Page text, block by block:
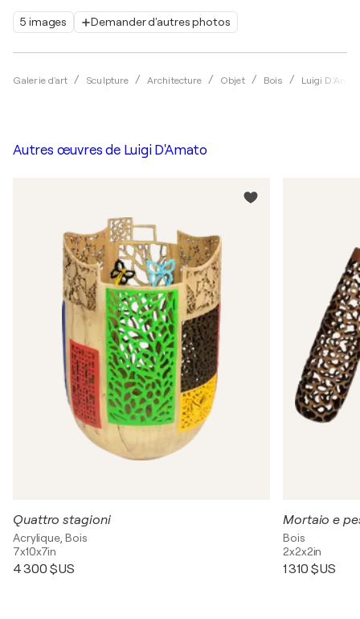
5 images Demander d'autres photos
Galerie d'art Sculpture Architecture Objet Bois Luigi
Autres œuvres de Luigi D'Amato
Quattro stagioni
Acrylique, Bois
7x10x7in
4 300 $US
Mortaio e
Bois
2x2x2in
1 310 $US